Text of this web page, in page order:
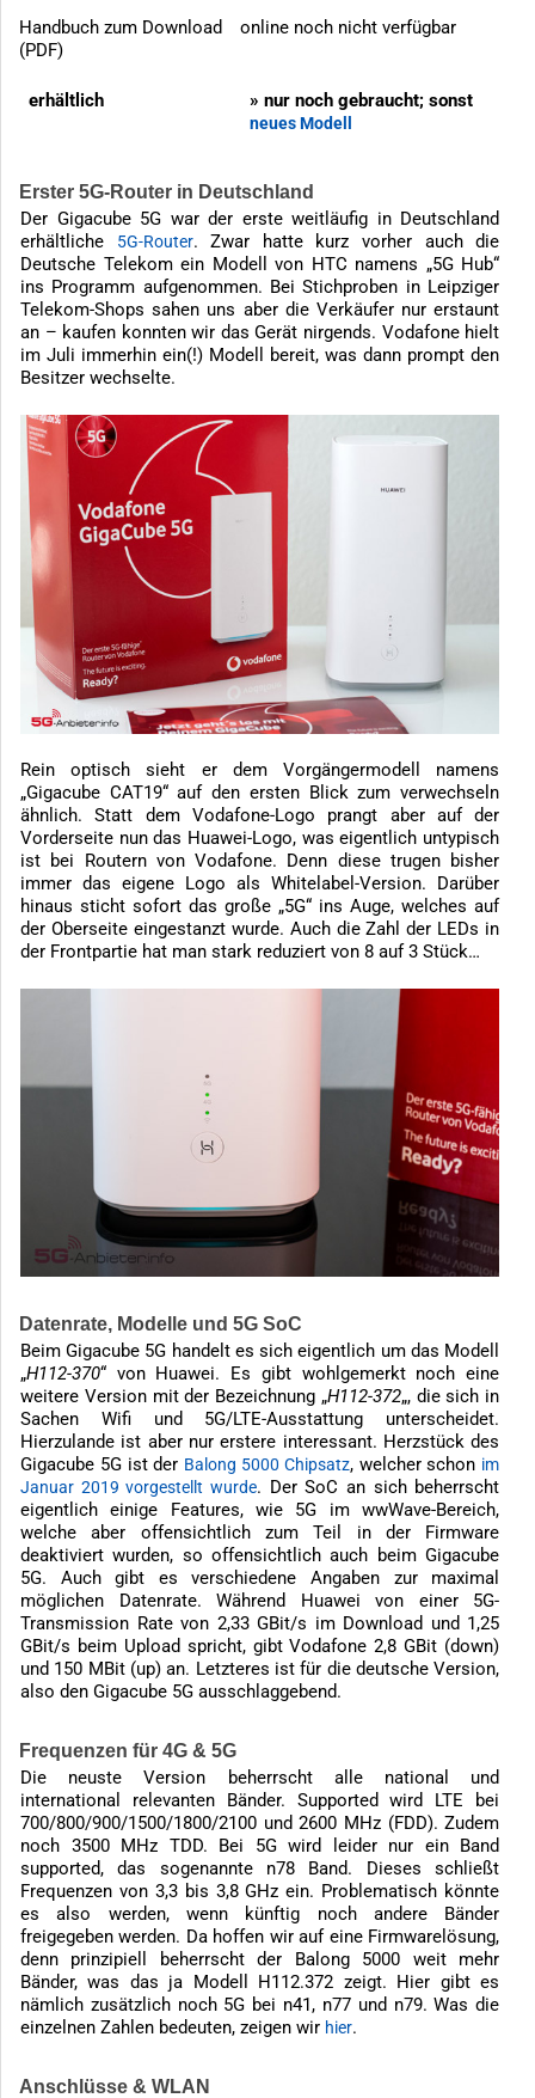
Handbuch zum Download
(PDF)
online noch nicht verfügbar
erhältlich » nur noch gebraucht; sonst
neues Modell
Erster 5G-Router in Deutschland
Der Gigacube 5G war der erste weitläufig in Deutschland
erhältliche
5G-Router. Zwar hatte kurz vorher auch die
Deutsche Telekom ein Modell von HTC namens „5G Hub“
ins Programm aufgenommen. Bei Stichproben in Leipziger
Telekom-Shops sahen uns aber die Verkäufer nur erstaunt
an – kaufen konnten wir das Gerät nirgends. Vodafone hielt
im Juli immerhin ein(!) Modell bereit, was dann prompt den
Besitzer wechselte.
Rein optisch sieht er dem Vorgängermodell namens
„Gigacube CAT19“ auf den ersten Blick zum verwechseln
ähnlich. Statt dem Vodafone-Logo prangt aber auf der
Vorderseite nun das Huawei-Logo, was eigentlich untypisch
ist bei Routern von Vodafone. Denn diese trugen bisher
immer das eigene Logo als Whitelabel-Version. Darüber
hinaus sticht sofort das große „5G“ ins Auge, welches auf
der Oberseite eingestanzt wurde. Auch die Zahl der LEDs in
der Frontpartie hat man stark reduziert von 8 auf 3 Stück…
Datenrate, Modelle und 5G SoC
Beim Gigacube 5G handelt es sich eigentlich um das Modell
„H112-370“ von Huawei. Es gibt wohlgemerkt noch eine
weitere Version mit der Bezeichnung „H112-372„, die sich in
Sachen Wifi und 5G/LTE-Ausstattung unterscheidet.
Hierzulande ist aber nur erstere interessant. Herzstück des
Gigacube 5G ist der Balong 5000 Chipsatz, welcher schon im
Januar 2019 vorgestellt wurde. Der SoC an sich beherrscht
eigentlich einige Features, wie 5G im wwWave-Bereich,
welche aber offensichtlich zum Teil in der Firmware
deaktiviert wurden, so offensichtlich auch beim Gigacube
5G. Auch gibt es verschiedene Angaben zur maximal
möglichen Datenrate. Während Huawei von einer 5G-
Transmission Rate von 2,33 GBit/s im Download und 1,25
GBit/s beim Upload spricht, gibt Vodafone 2,8 GBit (down)
und 150 MBit (up) an. Letzteres ist für die deutsche Version,
also den Gigacube 5G ausschlaggebend.
Frequenzen für 4G & 5G
Die neuste Version beherrscht alle national und
international relevanten Bänder. Supported wird LTE bei
700/800/900/1500/1800/2100 und 2600 MHz (FDD). Zudem
noch 3500 MHz TDD. Bei 5G wird leider nur ein Band
supported, das sogenannte n78 Band. Dieses schließt
Frequenzen von 3,3 bis 3,8 GHz ein. Problematisch könnte
es also werden, wenn künftig noch andere Bänder
freigegeben werden. Da hoffen wir auf eine Firmwarelösung,
denn prinzipiell beherrscht der Balong 5000 weit mehr
Bänder, was das ja Modell H112.372 zeigt. Hier gibt es
nämlich zusätzlich noch 5G bei n41, n77 und n79. Was die
einzelnen Zahlen bedeuten, zeigen wir hier.
Anschlüsse & WLAN